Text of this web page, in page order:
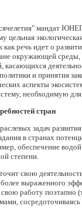
мандат
речь идет о
окружающей
касающихся
и принятия
аспекты
необходимую
стран
задач
в странах
обеспечение
степени.
свою
выраженного
работу